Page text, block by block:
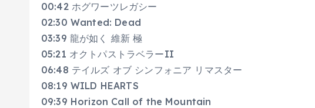
00:42 ホグワーツレガシー
02:30 Wanted: Dead
03:39 龍が如く 維新 極
05:21 オクトパストラベラーII
06:48 テイルズ オブ シンフォニア リマスター
08:19 WILD HEARTS
09:39 Horizon Call of the Mountain